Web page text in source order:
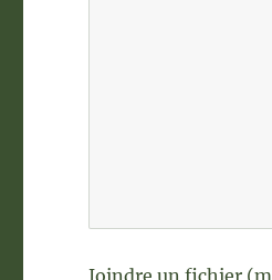
Joindre un fichier